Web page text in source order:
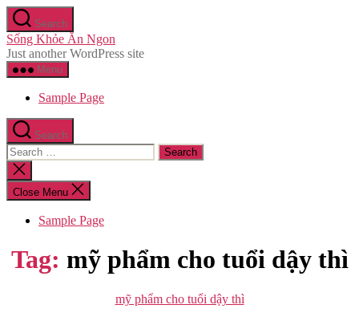
Skip
to
the
content
Search
Sống Khỏe Ăn Ngon
Just another WordPress site
Menu
Sample Page
Search
Search
for:
Close
search
Close Menu
Sample Page
Tag: mỹ phẩm cho tuổi dậy thì
Categories
mỹ phẩm cho tuổi dậy thì